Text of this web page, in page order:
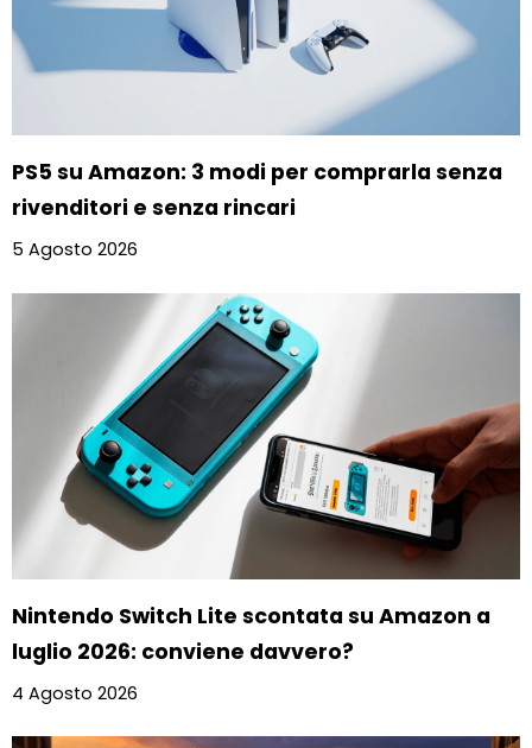
PS5 su Amazon: 3 modi per comprarla senza
rivenditori e senza rincari
5 Agosto 2026
Nintendo Switch Lite scontata su Amazon a
luglio 2026: conviene davvero?
4 Agosto 2026